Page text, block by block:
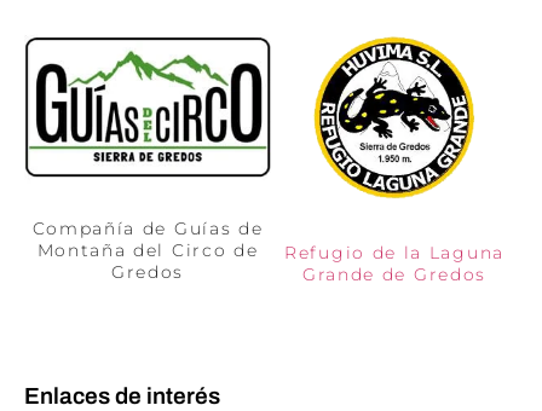
Compañía de Guías de
Montaña del Circo de
Gredos
Refugio de la Laguna
Grande de Gredos
Enlaces de interés